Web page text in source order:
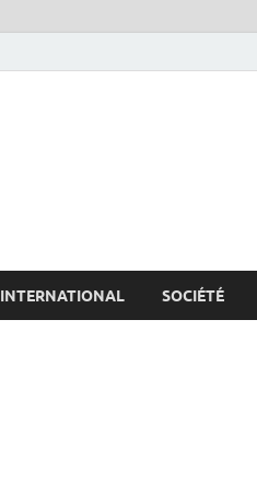
INTERNATIONAL SOCIÉTÉ